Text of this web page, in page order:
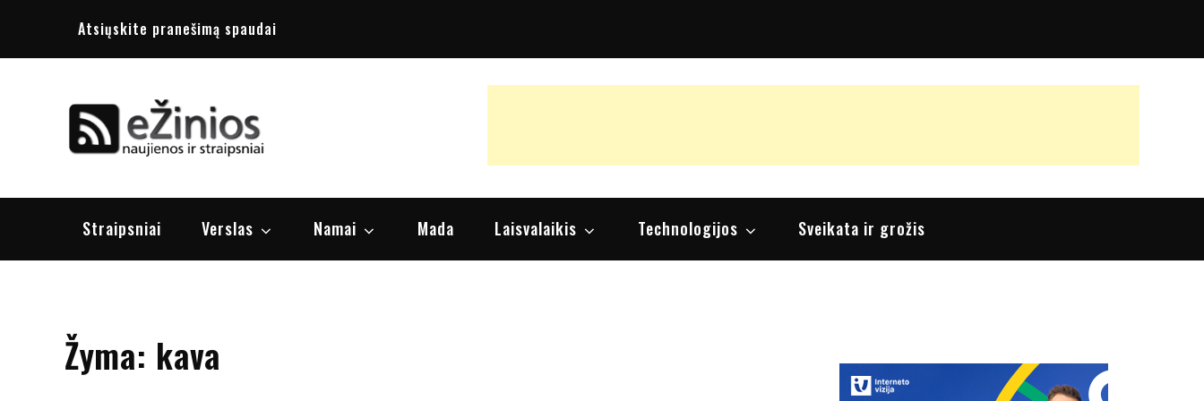
Atsiųskite pranešimą spaudai
Straipsniai Verslas Namai Mada Laisvalaikis Technologijos Sveikata ir grožis
Žyma: kava